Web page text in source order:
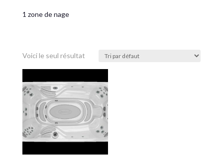
1 zone de nage
Voici le seul résultat